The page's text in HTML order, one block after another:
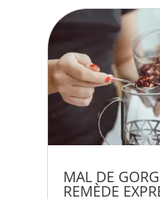
MAL DE
REMÈDE